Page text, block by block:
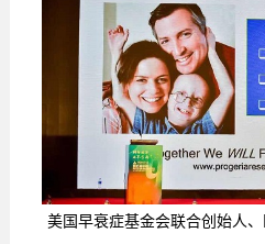
美国早衰症基金会联合创始人